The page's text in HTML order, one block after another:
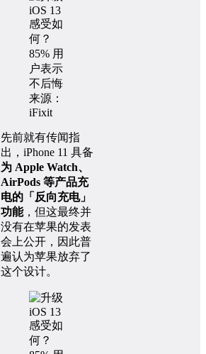
来源：
iFixit
先前就有传闻指
出，iPhone 11 具备
为 Apple Watch、
AirPods 等产品充
电的「反向充电」
功能，但这最终并
没有在苹果的发表
会上公开，因此普
遍认为苹果放弃了
这个设计。